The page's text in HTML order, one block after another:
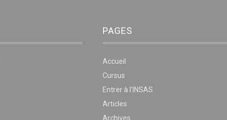
PAGES
Accueil
Cursus
Entrer à l’INSAS
Articles
Archives